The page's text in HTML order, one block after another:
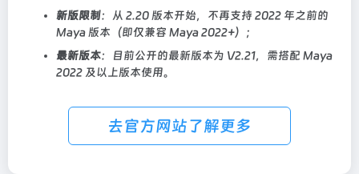
新版限制：从 2.20 版本开始，不再支持 2022 年之前的
Maya 版本（即仅兼容 Maya 2022+）；
最新版本：目前公开的最新版本为 V2.21，需搭配 Maya
2022 及以上版本使用。
去官方网站了解更多